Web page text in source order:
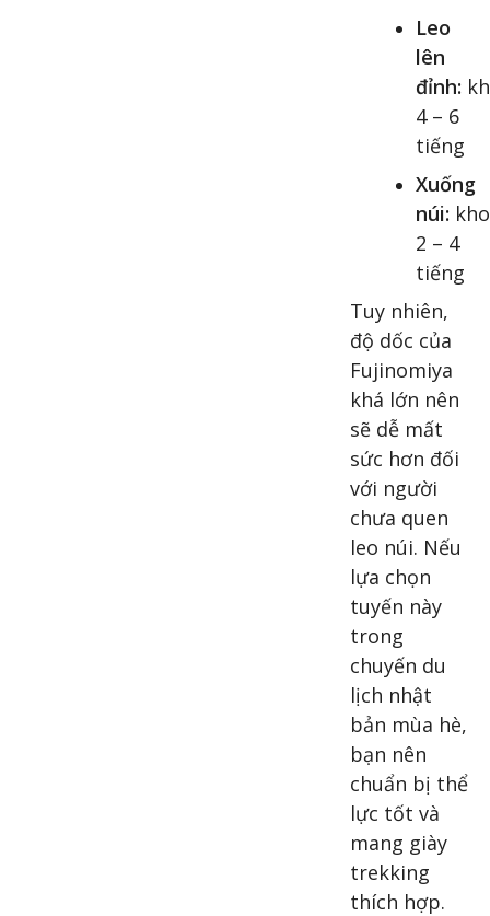
Leo
lên
đỉnh:
4 – 6
tiếng
Xuống
núi:
2 – 4
tiếng
Tuy nhiên,
độ dốc của
Fujinomiya
khá lớn nên
sẽ dễ mất
sức hơn đối
với người
chưa quen
leo núi. Nếu
lựa chọn
tuyến này
trong
chuyến du
lịch nhật
bản mùa hè,
bạn nên
chuẩn bị thể
lực tốt và
mang giày
trekking
thích hợp.